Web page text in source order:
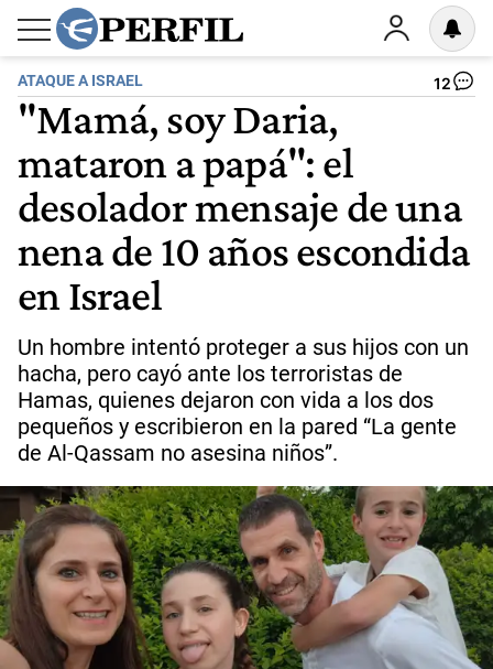
ATAQUE A ISRAEL 12
"Mamá, soy Daria,
mataron a papá": el
desolador mensaje de una
nena de 10 años escondida
en Israel
Un hombre intentó proteger a sus hijos con un
hacha, pero cayó ante los terroristas de
Hamas, quienes dejaron con vida a los dos
pequeños y escribieron en la pared “La gente
de Al-Qassam no asesina niños”.